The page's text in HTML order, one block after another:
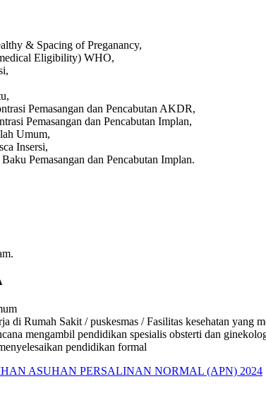
& Spacing of Preganancy,
Eligibility) WHO,
Pemasangan dan Pencabutan AKDR,
Pemasangan dan Pencabutan Implan,
Umum,
Insersi,
Pemasangan dan Pencabutan Implan.
di Rumah Sakit / puskesmas / Fasilitas kesehatan yang
mengambil pendidikan spesialis obsterti dan
pendidikan formal
ASUHAN PERSALINAN NORMAL (APN) 2024